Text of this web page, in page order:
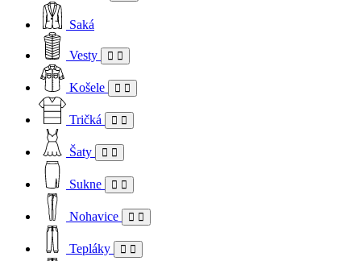
Saká
Vesty
Košele
Tričká
Šaty
Sukne
Nohavice
Tepláky